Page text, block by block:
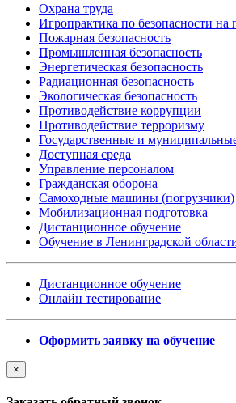
Охрана труда
Игропрактика по безопасности на
Пожарная безопасность
Промышленная безопасность
Энергетическая безопасность
Радиационная безопасность
Экологическая безопасность
Противодействие коррупции
Противодействие терроризму
Государственные и
Доступная среда
Управление персоналом
Гражданская оборона
Самоходные машины (погрузчики)
Мобилизационная подготовка
Дистанционное обучение
Обучение в Ленинградской
Дистанционное обучение
Онлайн тестирование
Оформить заявку на обучение
×